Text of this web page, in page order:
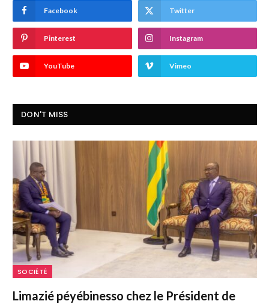
Facebook Twitter
Pinterest Instagram
YouTube Vimeo
DON'T MISS
SOCIÉTÉ
Limazié péyébinesso chez le Président de